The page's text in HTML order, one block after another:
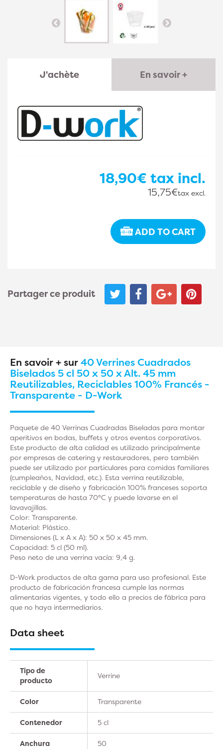
J'achète En savoir +
18,90€ tax incl.
15,75€tax excl.
ADD TO CART
Partager ce produit
En savoir + sur40 Verrines Cuadrados
Biselados 5 cl 50 x 50 x Alt. 45 mm
Reutilizables, Reciclables 100% Francés -
Transparente - D-Work
Paquete de 40 Verrinas Cuadradas Biseladas para montar
aperitivos en bodas, buffets y otros eventos corporativos.
Este producto de alta calidad es utilizado principalmente
por empresas de catering y restauradores, pero también
puede ser utilizado por particulares para comidas familiares
(cumpleaños, Navidad, etc.). Esta verrina reutilizable,
reciclable y de diseño y fabricación 100% franceses soporta
temperaturas de hasta 70°C y puede lavarse en el
lavavajillas.
Color: Transparente.
Material: Plástico.
Dimensiones (L x A x A): 50 x 50 x 45 mm.
Capacidad: 5 cl (50 ml).
Peso neto de una verrina vacía: 9,4 g.
D-Work productos de alta gama para uso profesional. Este
producto de fabricación francesa cumple las normas
alimentarias vigentes, y todo ello a precios de fábrica para
que no haya intermediarios.
Data sheet
Tipo de
producto
Verrine
Color Transparente
Contenedor 5 cl
Anchura 50